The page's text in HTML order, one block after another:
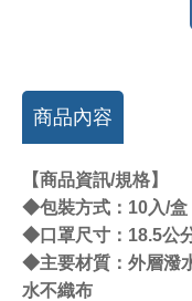
商品內容
【商品資訊/規格】
◆包裝方式：10入/盒
◆口罩尺寸：18.5公
◆主要材質：外層潑
水不織布